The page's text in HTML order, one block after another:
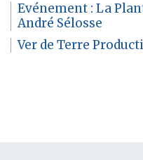
Evénement : La
André Sélosse
Ver de Terre